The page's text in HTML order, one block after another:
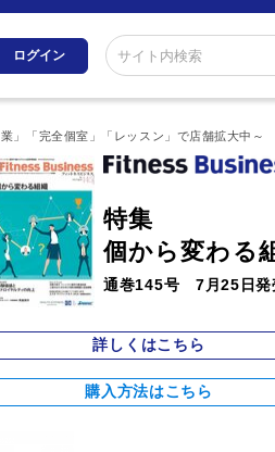
ログイン
」「完全個室」「レッスン」で店舗拡大中～
特集
個から変わる
通巻145号 7月25日発
詳しくはこちら
購入方法はこちら